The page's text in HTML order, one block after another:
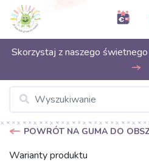
Skorzystaj z naszego
POWRÓT NA GUMA DO
Warianty produktu